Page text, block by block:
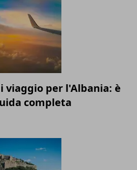
viaggio per l'Albania: è
completa